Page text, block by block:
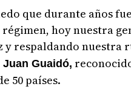
que durante años
hoy nuestra
y respaldando nuestra
Guaidó,
50 países.